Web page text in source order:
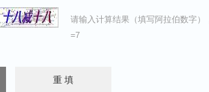
请输入计算结果（填写阿拉伯数字）
=7